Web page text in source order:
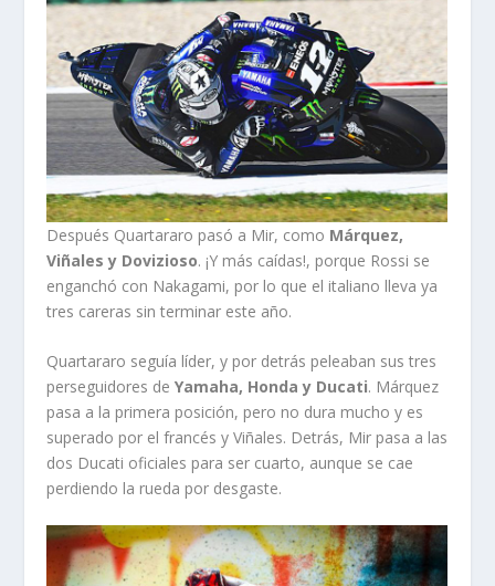
Después Quartararo pasó a Mir, como Márquez,
Viñales y Dovizioso. ¡Y más caídas!, porque Rossi se
enganchó con Nakagami, por lo que el italiano lleva ya
tres careras sin terminar este año.
Quartararo seguía líder, y por detrás peleaban sus tres
perseguidores deYamaha, Honda y Ducati. Márquez
pasa a la primera posición, pero no dura mucho y es
superado por el francés y Viñales. Detrás, Mir pasa a las
dos Ducati oficiales para ser cuarto, aunque se cae
perdiendo la rueda por desgaste.